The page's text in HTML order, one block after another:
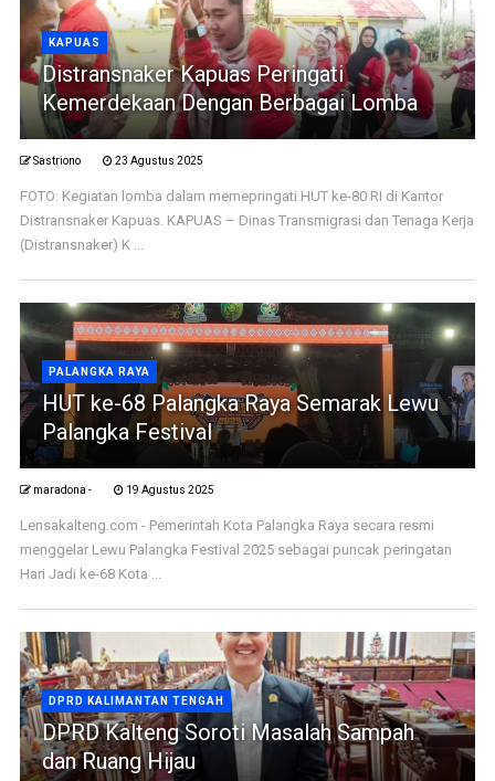
KAPUAS
Distransnaker Kapuas Peringati
Kemerdekaan Dengan Berbagai Lomba
Sastriono 23 Agustus 2025
FOTO: Kegiatan lomba dalam memepringati HUT ke-80 RI di Kantor
Distransnaker Kapuas. KAPUAS – Dinas Transmigrasi dan Tenaga Kerja
(Distransnaker) K ...
PALANGKA RAYA
HUT ke-68 Palangka Raya Semarak Lewu
Palangka Festival
maradona - 19 Agustus 2025
Lensakalteng.com - Pemerintah Kota Palangka Raya secara resmi
menggelar Lewu Palangka Festival 2025 sebagai puncak peringatan
Hari Jadi ke-68 Kota ...
DPRD KALIMANTAN TENGAH
DPRD Kalteng Soroti Masalah Sampah
dan Ruang Hijau